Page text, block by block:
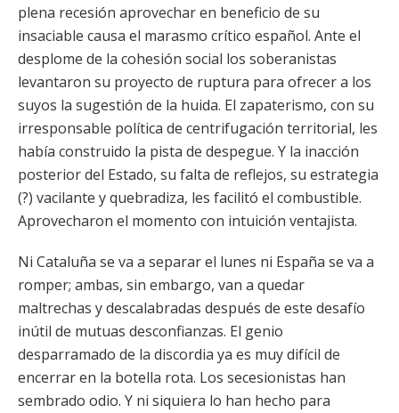
plena recesión aprovechar en beneficio de su
insaciable causa el marasmo crítico español. Ante el
desplome de la cohesión social los soberanistas
levantaron su proyecto de ruptura para ofrecer a los
suyos la sugestión de la huida. El zapaterismo, con su
irresponsable política de centrifugación territorial, les
había construido la pista de despegue. Y la inacción
posterior del Estado, su falta de reflejos, su estrategia
(?) vacilante y quebradiza, les facilitó el combustible.
Aprovecharon el momento con intuición ventajista.
Ni Cataluña se va a separar el lunes ni España se va a
romper; ambas, sin embargo, van a quedar
maltrechas y descalabradas después de este desafío
inútil de mutuas desconfianzas. El genio
desparramado de la discordia ya es muy difícil de
encerrar en la botella rota. Los secesionistas han
sembrado odio. Y ni siquiera lo han hecho para